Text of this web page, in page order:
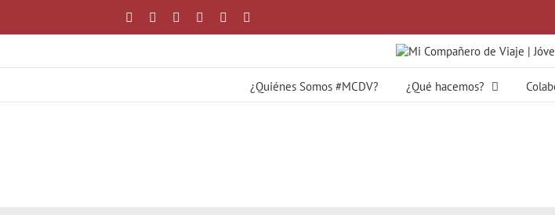
contenido
Facebook YouTubeInstagram
Correo
¿Quiénes Somos #MCDV? ¿Qué hacemos?